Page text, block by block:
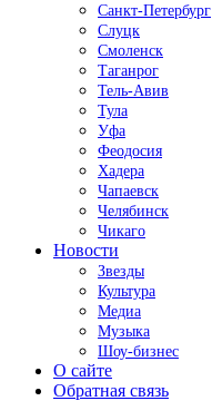
Санкт-Петербург
Слуцк
Смоленск
Таганрог
Тель-Авив
Тула
Уфа
Феодосия
Хадера
Чапаевск
Челябинск
Чикаго
Новости
Звезды
Культура
Медиа
Музыка
Шоу-бизнес
О сайте
Обратная связь